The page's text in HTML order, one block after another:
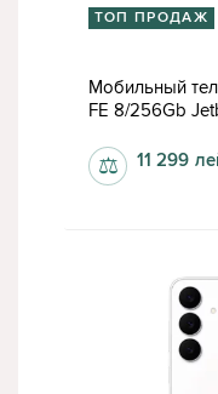
ТОП ПРОДАЖ
Мобильный
FE 8/256Gb
11 299
⚖